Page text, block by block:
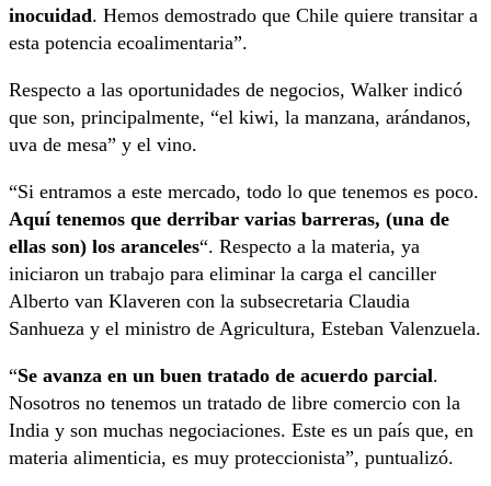
inocuidad. Hemos demostrado que Chile quiere transitar a
esta potencia ecoalimentaria”.
Respecto a las oportunidades de negocios, Walker indicó
que son, principalmente, “el kiwi, la manzana, arándanos,
uva de mesa” y el vino.
“Si entramos a este mercado, todo lo que tenemos es poco.
Aquí tenemos que derribar varias barreras, (una de
ellas son) los aranceles“. Respecto a la materia, ya
iniciaron un trabajo para eliminar la carga el canciller
Alberto van Klaveren con la subsecretaria Claudia
Sanhueza y el ministro de Agricultura, Esteban Valenzuela.
“Se avanza en un buen tratado de acuerdo parcial.
Nosotros no tenemos un tratado de libre comercio con la
India y son muchas negociaciones. Este es un país que, en
materia alimenticia, es muy proteccionista”, puntualizó.